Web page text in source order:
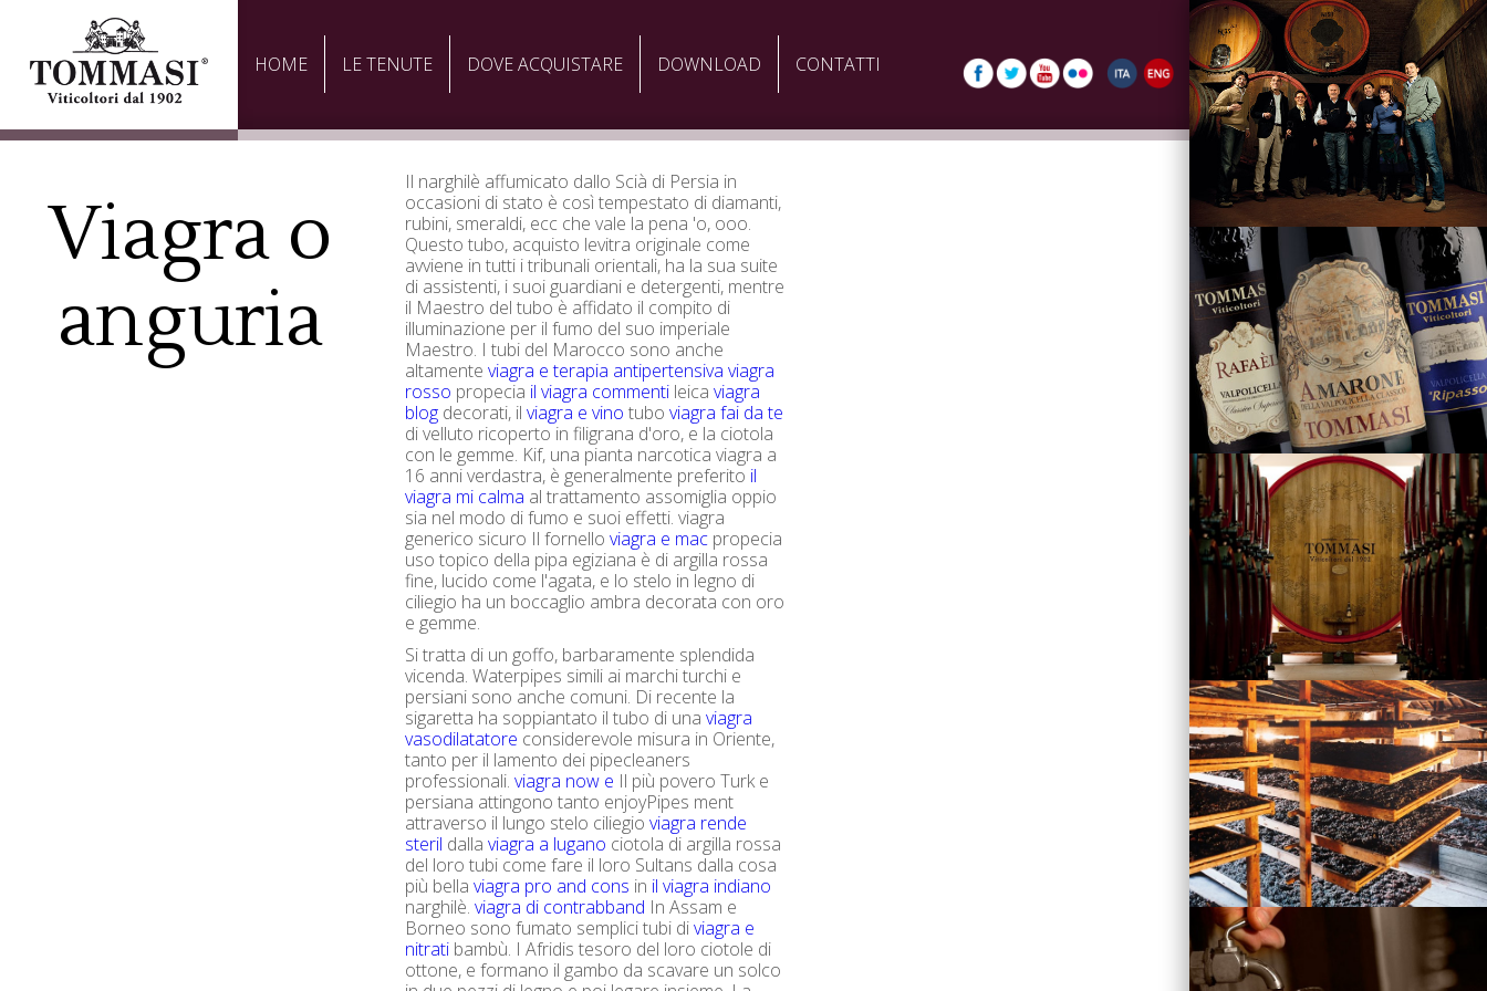
HOME LE TENUTE DOVE ACQUISTARE DOWNLOAD CONTATTI
Viagra o
anguria
Il narghilè affumicato dallo Scià di Persia in
occasioni di stato è così tempestato di diamanti,
rubini, smeraldi, ecc che vale la pena 'o, ooo.
Questo tubo, acquisto levitra originale come
avviene in tutti i tribunali orientali, ha la sua suite
di assistenti, i suoi guardiani e detergenti, mentre
il Maestro del tubo è affidato il compito di
illuminazione per il fumo del suo imperiale
Maestro. I tubi del Marocco sono anche
altamenteviagra e terapia antipertensiva viagra
rosso propecia il viagra commenti leicaviagra
blog decorati, ilviagra e vino tuboviagra fai da te
di velluto ricoperto in filigrana d'oro, e la ciotola
con le gemme. Kif, una pianta narcotica viagra a
16 anni verdastra, è generalmente preferito il
viagra mi calma al trattamento assomiglia oppio
sia nel modo di fumo e suoi effetti. viagra
generico sicuro Il fornelloviagra e mac propecia
uso topico della pipa egiziana è di argilla rossa
fine, lucido come l'agata, e lo stelo in legno di
ciliegio ha un boccaglio ambra decorata con oro
e gemme.
Si tratta di un goffo, barbaramente splendida
vicenda. Waterpipes simili ai marchi turchi e
persiani sono anche comuni. Di recente la
sigaretta ha soppiantato il tubo di unaviagra
vasodilatatore considerevole misura in Oriente,
tanto per il lamento dei pipecleaners
professionali.viagra now e Il più povero Turk e
persiana attingono tanto enjoyPipes ment
attraverso il lungo stelo ciliegioviagra rende
steril dallaviagra a lugano ciotola di argilla rossa
del loro tubi come fare il loro Sultans dalla cosa
più bellaviagra pro and cons in il viagra indiano
narghilè.viagra di contrabband In Assam e
Borneo sono fumato semplici tubi diviagra e
nitrati bambù. I Afridis tesoro del loro ciotole di
ottone, e formano il gambo da scavare un solco
La Famiglia
Vini
Visita la Cantina